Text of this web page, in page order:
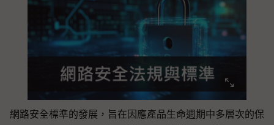
網路安全標準的發展，旨在因應產品生命週期中多層次的保